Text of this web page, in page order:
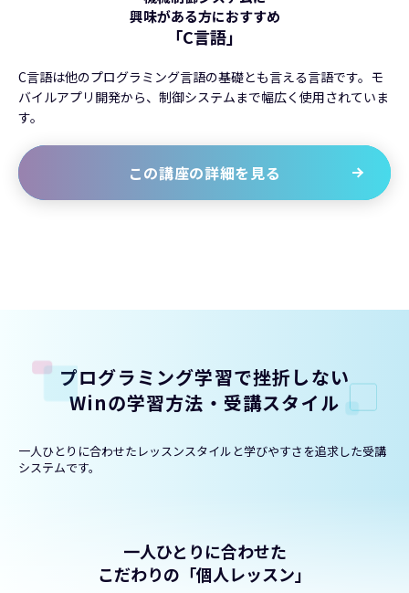
興味がある方におすすめ
「C言語」
C言語は他のプログラミング言語の基礎とも言える言語です。モ
バイルアプリ開発から、制御システムまで幅広く使用されていま
す。
この講座の詳細を見る
プログラミング学習で挫折しない
Winの学習方法・受講スタイル
一人ひとりに合わせたレッスンスタイルと学びやすさを追求した受講
システムです。
一人ひとりに合わせた
こだわりの「個人レッスン」